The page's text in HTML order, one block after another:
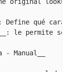
Define qué
le permite
- Manual__